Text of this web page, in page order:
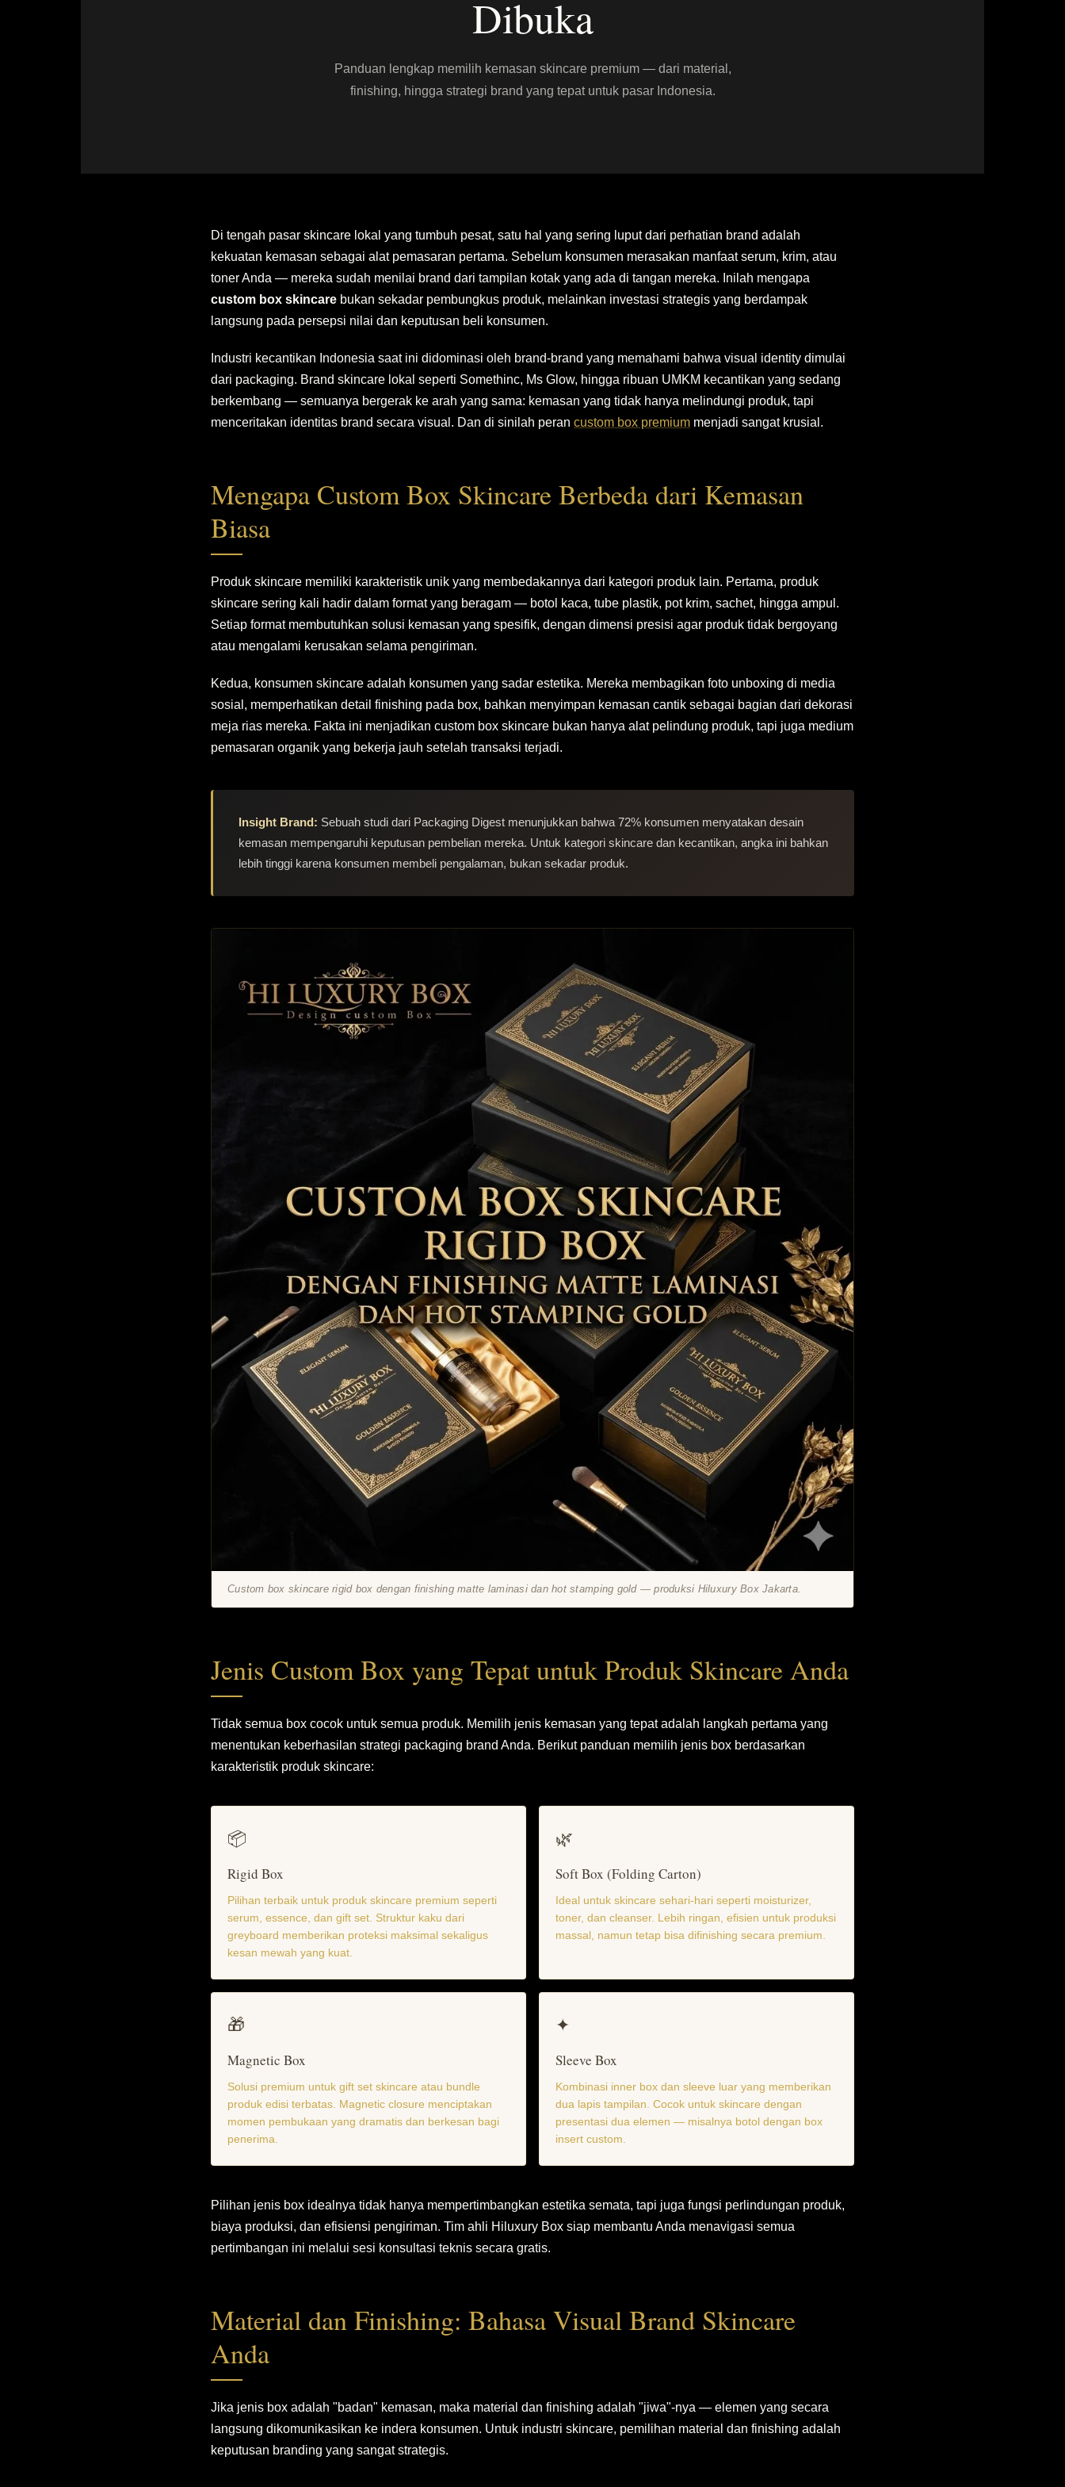
Dibuka
Panduan lengkap memilih kemasan skincare premium — dari material,
finishing, hingga strategi brand yang tepat untuk pasar Indonesia.
Di tengah pasar skincare lokal yang tumbuh pesat, satu hal yang sering luput dari perhatian brand adalah
kekuatan kemasan sebagai alat pemasaran pertama. Sebelum konsumen merasakan manfaat serum, krim, atau
toner Anda — mereka sudah menilai brand dari tampilan kotak yang ada di tangan mereka. Inilah mengapa
custom box skincare bukan sekadar pembungkus produk, melainkan investasi strategis yang berdampak
langsung pada persepsi nilai dan keputusan beli konsumen.
Industri kecantikan Indonesia saat ini didominasi oleh brand-brand yang memahami bahwa visual identity dimulai
dari packaging. Brand skincare lokal seperti Somethinc, Ms Glow, hingga ribuan UMKM kecantikan yang sedang
berkembang — semuanya bergerak ke arah yang sama: kemasan yang tidak hanya melindungi produk, tapi
menceritakan identitas brand secara visual. Dan di sinilah peran custom box premium menjadi sangat krusial.
Mengapa Custom Box Skincare Berbeda dari Kemasan
Biasa
Produk skincare memiliki karakteristik unik yang membedakannya dari kategori produk lain. Pertama, produk
skincare sering kali hadir dalam format yang beragam — botol kaca, tube plastik, pot krim, sachet, hingga ampul.
Setiap format membutuhkan solusi kemasan yang spesifik, dengan dimensi presisi agar produk tidak bergoyang
atau mengalami kerusakan selama pengiriman.
Kedua, konsumen skincare adalah konsumen yang sadar estetika. Mereka membagikan foto unboxing di media
sosial, memperhatikan detail finishing pada box, bahkan menyimpan kemasan cantik sebagai bagian dari dekorasi
meja rias mereka. Fakta ini menjadikan custom box skincare bukan hanya alat pelindung produk, tapi juga medium
pemasaran organik yang bekerja jauh setelah transaksi terjadi.
Insight Brand: Sebuah studi dari Packaging Digest menunjukkan bahwa 72% konsumen menyatakan desain
kemasan mempengaruhi keputusan pembelian mereka. Untuk kategori skincare dan kecantikan, angka ini bahkan
lebih tinggi karena konsumen membeli pengalaman, bukan sekadar produk.
Custom box skincare rigid box dengan finishing matte laminasi dan hot stamping gold — produksi Hiluxury Box Jakarta.
Jenis Custom Box yang Tepat untuk Produk Skincare Anda
Tidak semua box cocok untuk semua produk. Memilih jenis kemasan yang tepat adalah langkah pertama yang
menentukan keberhasilan strategi packaging brand Anda. Berikut panduan memilih jenis box berdasarkan
karakteristik produk skincare:
📦
Rigid Box
Pilihan terbaik untuk produk skincare premium seperti
serum, essence, dan gift set. Struktur kaku dari
greyboard memberikan proteksi maksimal sekaligus
kesan mewah yang kuat.
🌿
Soft Box (Folding Carton)
Ideal untuk skincare sehari-hari seperti moisturizer,
toner, dan cleanser. Lebih ringan, efisien untuk produksi
massal, namun tetap bisa difinishing secara premium.
🎁
Magnetic Box
Solusi premium untuk gift set skincare atau bundle
produk edisi terbatas. Magnetic closure menciptakan
momen pembukaan yang dramatis dan berkesan bagi
penerima.
✦
Sleeve Box
Kombinasi inner box dan sleeve luar yang memberikan
dua lapis tampilan. Cocok untuk skincare dengan
presentasi dua elemen — misalnya botol dengan box
insert custom.
Pilihan jenis box idealnya tidak hanya mempertimbangkan estetika semata, tapi juga fungsi perlindungan produk,
biaya produksi, dan efisiensi pengiriman. Tim ahli Hiluxury Box siap membantu Anda menavigasi semua
pertimbangan ini melalui sesi konsultasi teknis secara gratis.
Material dan Finishing: Bahasa Visual Brand Skincare
Anda
Jika jenis box adalah "badan" kemasan, maka material dan finishing adalah "jiwa"-nya — elemen yang secara
langsung dikomunikasikan ke indera konsumen. Untuk industri skincare, pemilihan material dan finishing adalah
keputusan branding yang sangat strategis.